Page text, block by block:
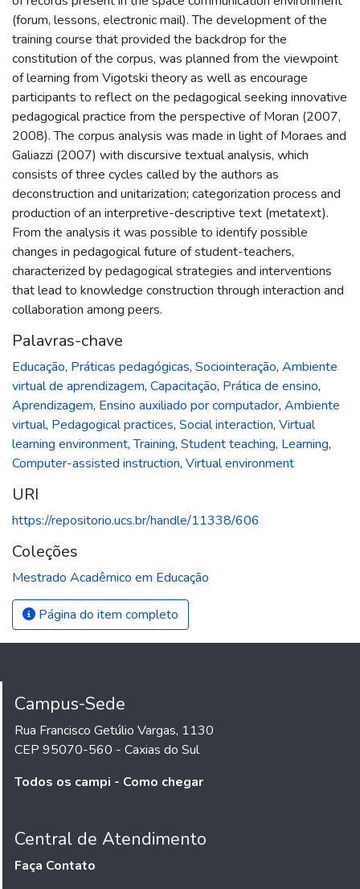
(forum, lessons, electronic mail). The development of the
training course that provided the backdrop for the
constitution of the corpus, was planned from the viewpoint
of learning from Vigotski theory as well as encourage
participants to reflect on the pedagogical seeking innovative
pedagogical practice from the perspective of Moran (2007,
2008). The corpus analysis was made in light of Moraes and
Galiazzi (2007) with discursive textual analysis, which
consists of three cycles called by the authors as
deconstruction and unitarization; categorization process and
production of an interpretive-descriptive text (metatext).
From the analysis it was possible to identify possible
changes in pedagogical future of student-teachers,
characterized by pedagogical strategies and interventions
that lead to knowledge construction through interaction and
collaboration among peers.
Palavras-chave
Educação, Práticas pedagógicas, Sociointeração, Ambiente
virtual de aprendizagem, Capacitação, Prática de ensino,
Aprendizagem, Ensino auxiliado por computador, Ambiente
virtual, Pedagogical practices, Social interaction, Virtual
learning environment,Training, Student teaching, Learning,
Computer-assisted instruction, Virtual environment
URI
https://repositorio.ucs.br/handle/11338/606
Coleções
Mestrado Acadêmico em Educação
Página do item completo
Campus-Sede
Rua Francisco Getúlio Vargas, 1130
CEP 95070-560 - Caxias do Sul
Todos os campi - Como chegar
Central de Atendimento
Faça Contato